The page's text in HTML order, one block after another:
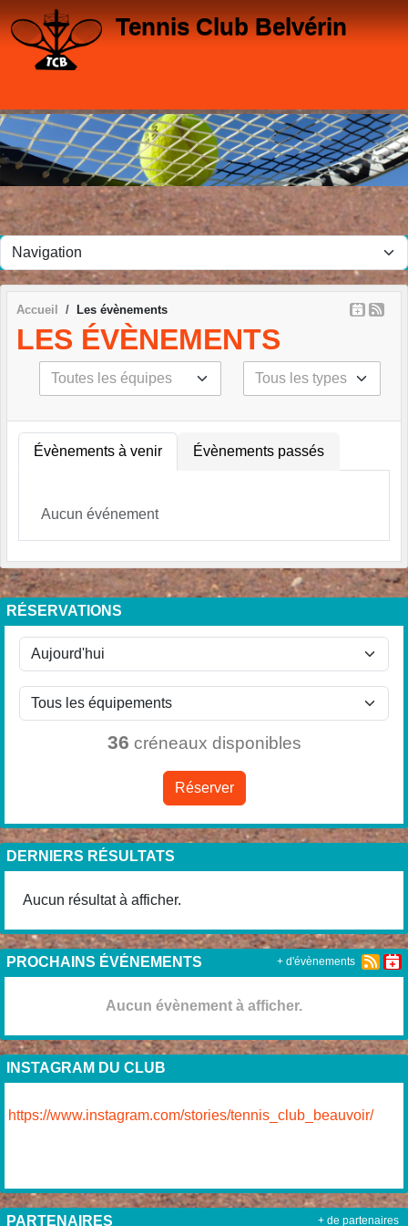
Tennis Club Belvérin
Accueil Les évènements
LES ÉVÈNEMENTS
Évènements à venir Évènements passés
Aucun événement
RÉSERVATIONS
36 créneaux disponibles
Réserver
DERNIERS RÉSULTATS
Aucun résultat à afficher.
PROCHAINS ÉVÉNEMENTS
Aucun évènement à afficher.
+ d'évènements
INSTAGRAM DU CLUB
https://www.instagram.com/stories/tennis_club_beauvoir/
PARTENAIRES + de partenaires
Panneau de gestion des cookies